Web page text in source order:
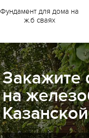
Фундамент для дома на
ж.б сваях
Закажите
на
Казанской